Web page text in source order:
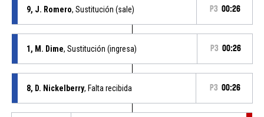
9, J. Romero, Sustitución (sale) P3 00:26
1, M. Dime, Sustitución (ingresa) P3 00:26
8, D. Nickelberry, Falta recibida P3 00:26